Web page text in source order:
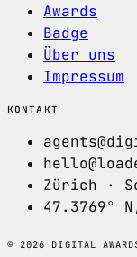
Awards
Badge
Über uns
Impressum
KONTAKT
Zürich ·
47.3769°
© 2026 DIGITAL